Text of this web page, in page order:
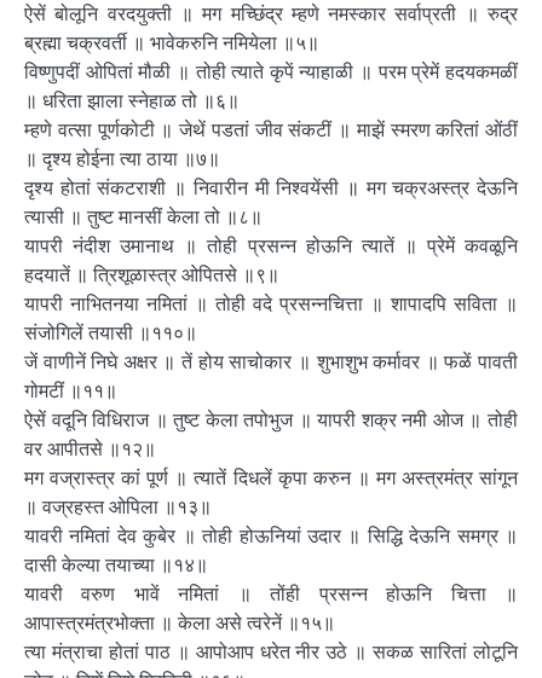
ऐसें बोलूनि वरदयुक्ती ॥ मग मच्छिंद्र म्हणे नमस्कार सर्वाप्रती ॥ रुद्र
ब्रह्मा चक्रवर्ती ॥ भावेकरुनि नमियेला ॥५॥
विष्णुपदीं ओपितां मौळी ॥ तोही त्याते कृपें न्याहाळी ॥ परम प्रेमें हदयकमळीं
॥ धरिता झाला स्नेहाळ तो ॥६॥
म्हणे वत्सा पूर्णकोटी ॥ जेथें पडतां जीव संकटीं ॥ माझें स्मरण करितां ओंठीं
॥ दृश्य होईना त्या ठाया ॥७॥
दृश्य होतां संकटराशी ॥ निवारीन मी निश्वयेंसी ॥ मग चक्रअस्त्र देऊनि
त्यासी ॥ तुष्ट मानसीं केला तो ॥८॥
यापरी नंदीश उमानाथ ॥ तोही प्रसन्न होऊनि त्यातें ॥ प्रेमें कवळूनि
हदयातें ॥ त्रिशूळास्त्र ओपितसे ॥९॥
यापरी नाभितनया नमितां ॥ तोही वदे प्रसन्नचित्ता ॥ शापादपि सविता ॥
संजोगिलें तयासी ॥११०॥
जें वाणीनें निघे अक्षर ॥ तें होय साचोकार ॥ शुभाशुभ कर्मावर ॥ फळें पावती
गोमटीं ॥११॥
ऐसें वदूनि विधिराज ॥ तुष्ट केला तपोभुज ॥ यापरी शक्र नमी ओज ॥ तोही
वर आपीतसे ॥१२॥
मग वज्रास्त्र कां पूर्ण ॥ त्यातें दिधलें कृपा करुन ॥ मग अस्त्रमंत्र सांगून
॥ वज्रहस्त ओपिला ॥१३॥
यावरी नमितां देव कुबेर ॥ तोही होऊनियां उदार ॥ सिद्धि देऊनि समग्र ॥
दासी केल्या तयाच्या ॥१४॥
यावरी वरुण भावें नमितां ॥ तोंही प्रसन्न होऊनि चित्ता ॥
आपास्त्रमंत्रभोक्ता ॥ केला असे त्वरेनें ॥१५॥
त्या मंत्राचा होतां पाठ ॥ आपोआप धरेत नीर उठे ॥ सकळ सारितां लोटूनि